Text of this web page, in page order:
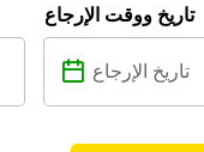
تاريخ ووقت الإرجاع